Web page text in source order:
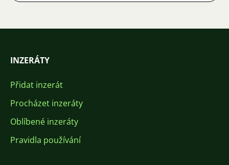
INZERÁTY
Přidat inzerát
Procházet inzeráty
Oblíbené inzeráty
Pravidla používání